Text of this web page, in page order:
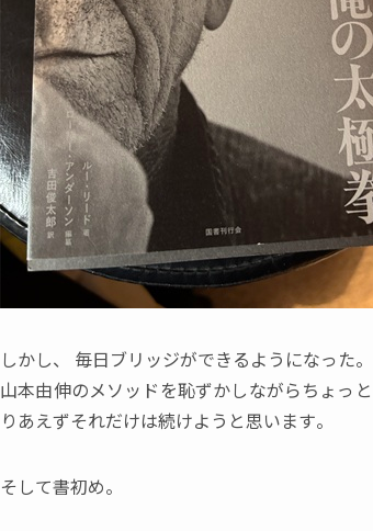
しかし、
毎日ブリッジができるようになった。
山本由伸のメソッドを恥ずかしながらちょっ
りあえずそれだけは続けようと思います。
そして書初め。